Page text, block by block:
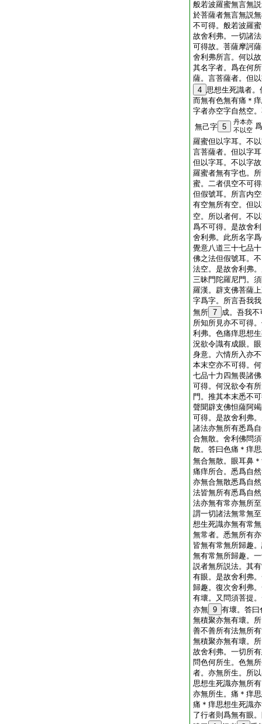
般若波羅蜜無言無
於菩薩者無言無説
不可得。般若波羅
故舍利弗。一切諸
可得故。菩薩摩訶
舍利弗所言。何以
其名字者。爲在何
薩。言菩薩者。但
4 思想生死識者
而無有色無有痛＊
字者亦空字自然空
無己字 5
丹本亦
不以空
羅蜜但以字耳。不
言菩薩者。但以字
但以字耳。不以字
羅蜜者無有字也。
蜜。二者倶空不可
但假號耳。所言内
有空無所有空。但
空。所以者何。不
爲不可得。是故舍
舍利弗。此所名字
覺意八道三十七品
佛之法但假號耳。
法空。是故舍利弗
三昧門陀羅尼門。
羅漢。辟支佛菩薩
字爲字。所言吾我
無所 7 成。吾我
所知所見亦不可得
利弗。色痛痒思想
況欲令識有成眼。
身意。六情所入亦
本末空亦不可得。
七品十力四無畏諸
可得。何況欲令有
門。推其本末悉不
聲聞辟支佛怛薩阿
可得。是故舍利弗
諸法亦無所有悉爲
合無散。舍利佛問
散。答曰色痛＊痒
無合無散。眼耳鼻
痛痒所合。悉爲自
亦無合無散悉爲自
法皆無所有悉爲自
法亦無有常亦無所
謂一切諸法無常無
想生死識亦無有常
無常者。悉無所有
皆無有常無所歸趣
無有常無所歸趣。
説者無所説法。其
有眼。是故舍利弗
歸趣。復次舍利弗
有壞。又問須菩提
亦無 9 有壞。答曰
無積聚亦無有壞。
善不善所有法無所
無積聚亦無有壞。
故舍利弗。一切所
問色何所生。色無
者。亦無所生。所
思想生死識亦無所
亦無所生。痛＊痒
痛＊痒思想生死識
了行者則爲無有眼